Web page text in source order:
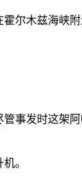
尔木兹海峡
发时这架
。